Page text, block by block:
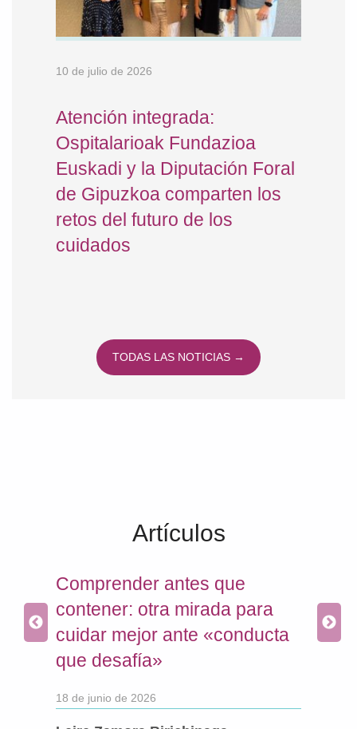
10 de julio de 2026
Atención integrada:
Ospitalarioak Fundazioa
Euskadi y la Diputación Foral
de Gipuzkoa comparten los
retos del futuro de los
cuidados
TODAS LAS NOTICIAS →
Artículos
Comprender antes que
contener: otra mirada para
cuidar mejor ante «conducta
que desafía»
18 de junio de 2026
de